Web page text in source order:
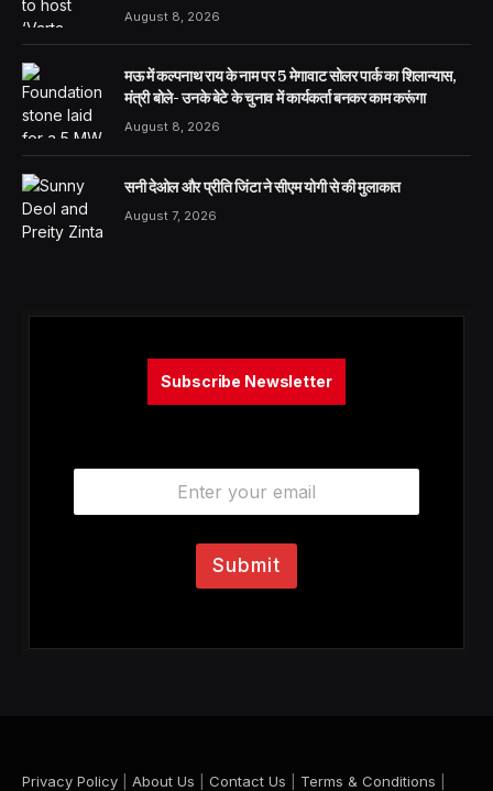
August 8, 2026
मऊ में कल्पनाथ राय के नाम पर 5 मेगावाट सोलर पार्क का शिलान्यास,
मंत्री बोले- उनके बेटे के चुनाव में कार्यकर्ता बनकर काम करूंगा
August 8, 2026
सनी देओल और प्रीति जिंटा ने सीएम योगी से की मुलाकात
August 7, 2026
Subscribe Newsletter
E
a
Submit
Privacy Policy About Us Contact Us Terms & Conditions